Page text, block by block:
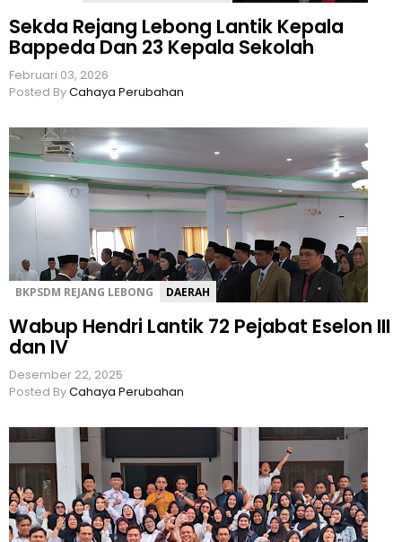
Sekda Rejang Lebong Lantik Kepala
Bappeda Dan 23 Kepala Sekolah
Februari 03, 2026
Posted ByCahaya Perubahan
BKPSDM REJANG LEBONG DAERAH
Wabup Hendri Lantik 72 Pejabat Eselon III
dan IV
Desember 22, 2025
Posted ByCahaya Perubahan